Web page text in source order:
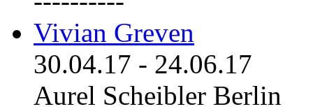
Vivian Greven
30.04.17 - 24.06.17
Aurel Scheibler Berlin